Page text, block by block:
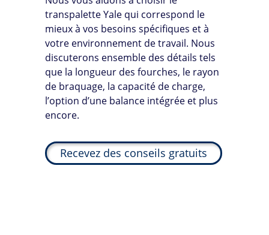
transpalette Yale qui correspond le
mieux à vos besoins spécifiques et à
votre environnement de travail. Nous
discuterons ensemble des détails tels
que la longueur des fourches, le rayon
de braquage, la capacité de charge,
l’option d’une balance intégrée et plus
encore.
Recevez des conseils gratuits